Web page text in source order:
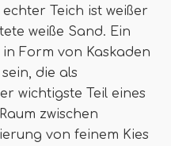
Teich ist weißer
weiße Sand. Ein
Form von Kaskaden
die als
wichtigste Teil eines
zwischen
von feinem Kies